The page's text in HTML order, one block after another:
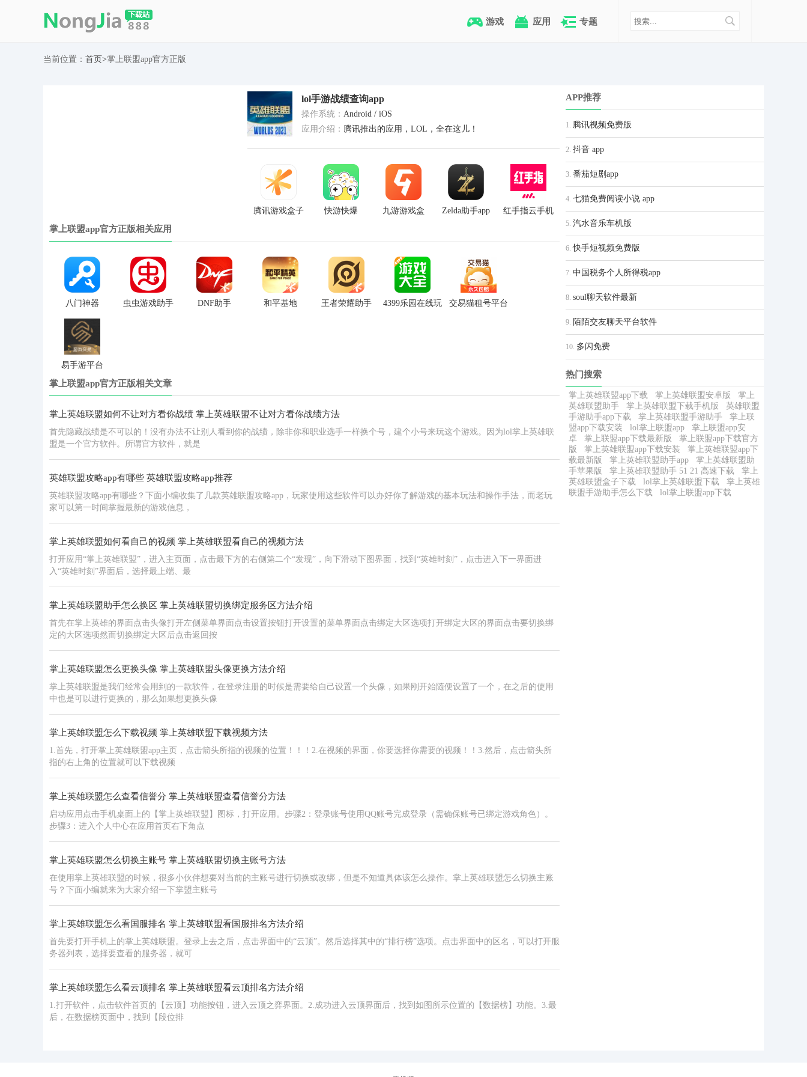
专题
应用
游戏
当前位置： 首页>掌上联盟app官方正版
lol手游战绩查询app
操作系统： Android / iOS
应用介绍： 腾讯推出的应用，LOL，全在这儿！
腾讯游戏盒子 快游快爆 九游游戏盒 Zelda助手app 红手指云手机
掌上联盟app官方正版相关应用
八门神器 虫虫游戏助手 DNF助手 和平基地 王者荣耀助手 4399乐园在线玩 交易猫租号平台
易手游平台
掌上联盟app官方正版相关文章
掌上英雄联盟如何不让对方看你战绩 掌上英雄联盟不让对方看你战绩方法
首先隐藏战绩是不可以的！没有办法不让别人看到你的战绩，除非你和职业选手一样换个号，建个小号来玩这个游戏。因为lol掌上英雄联
盟是一个官方软件。所谓官方软件，就是
英雄联盟攻略app有哪些 英雄联盟攻略app推荐
英雄联盟攻略app有哪些？下面小编收集了几款英雄联盟攻略app，玩家使用这些软件可以办好你了解游戏的基本玩法和操作手法，而老玩
家可以第一时间掌握最新的游戏信息，
掌上英雄联盟如何看自己的视频 掌上英雄联盟看自己的视频方法
打开应用“掌上英雄联盟”，进入主页面，点击最下方的右侧第二个“发现”，向下滑动下图界面，找到“英雄时刻”，点击进入下一界面进
入“英雄时刻”界面后，选择最上端、最
掌上英雄联盟助手怎么换区 掌上英雄联盟切换绑定服务区方法介绍
首先在掌上英雄的界面点击头像打开左侧菜单界面点击设置按钮打开设置的菜单界面点击绑定大区选项打开绑定大区的界面点击要切换绑
定的大区选项然而切换绑定大区后点击返回按
掌上英雄联盟怎么更换头像 掌上英雄联盟头像更换方法介绍
掌上英雄联盟是我们经常会用到的一款软件，在登录注册的时候是需要给自己设置一个头像，如果刚开始随便设置了一个，在之后的使用
中也是可以进行更换的，那么如果想更换头像
掌上英雄联盟怎么下载视频 掌上英雄联盟下载视频方法
1.首先，打开掌上英雄联盟app主页，点击箭头所指的视频的位置！！！2.在视频的界面，你要选择你需要的视频！！3.然后，点击箭头所
指的右上角的位置就可以下载视频
掌上英雄联盟怎么查看信誉分 掌上英雄联盟查看信誉分方法
启动应用点击手机桌面上的【掌上英雄联盟】图标，打开应用。步骤2：登录账号使用QQ账号完成登录（需确保账号已绑定游戏角色）。
步骤3：进入个人中心在应用首页右下角点
掌上英雄联盟怎么切换主账号 掌上英雄联盟切换主账号方法
在使用掌上英雄联盟的时候，很多小伙伴想要对当前的主账号进行切换或改绑，但是不知道具体该怎么操作。掌上英雄联盟怎么切换主账
号？下面小编就来为大家介绍一下掌盟主账号
掌上英雄联盟怎么看国服排名 掌上英雄联盟看国服排名方法介绍
首先要打开手机上的掌上英雄联盟。登录上去之后，点击界面中的“云顶”。然后选择其中的“排行榜”选项。点击界面中的区名，可以打开服
务器列表，选择要查看的服务器，就可
掌上英雄联盟怎么看云顶排名 掌上英雄联盟看云顶排名方法介绍
1.打开软件，点击软件首页的【云顶】功能按钮，进入云顶之弈界面。2.成功进入云顶界面后，找到如图所示位置的【数据榜】功能。3.最
后，在数据榜页面中，找到【段位排
APP推荐
1. 腾讯视频免费版
2. 抖音 app
3. 番茄短剧app
4. 七猫免费阅读小说 app
5. 汽水音乐车机版
6. 快手短视频免费版
7. 中国税务个人所得税app
8. soul聊天软件最新
9. 陌陌交友聊天平台软件
10. 多闪免费
热门搜索
掌上英雄联盟app下载 掌上英雄联盟安卓版
掌上
英雄联盟助手
掌上英雄联盟下载手机版
英雄联盟
手游助手app下载
掌上英雄联盟手游助手
掌上联
盟app下载安装
lol掌上联盟app
掌上联盟app安
卓
掌上联盟app下载最新版
掌上联盟app下载官方
版
掌上英雄联盟app下载安装
掌上英雄联盟app下
载最新版
掌上英雄联盟助手app
掌上英雄联盟助
手苹果版
掌上英雄联盟助手 51 21 高速下载
掌上
英雄联盟盒子下载
lol掌上英雄联盟下载
掌上英雄
联盟手游助手怎么下载
lol掌上联盟app下载